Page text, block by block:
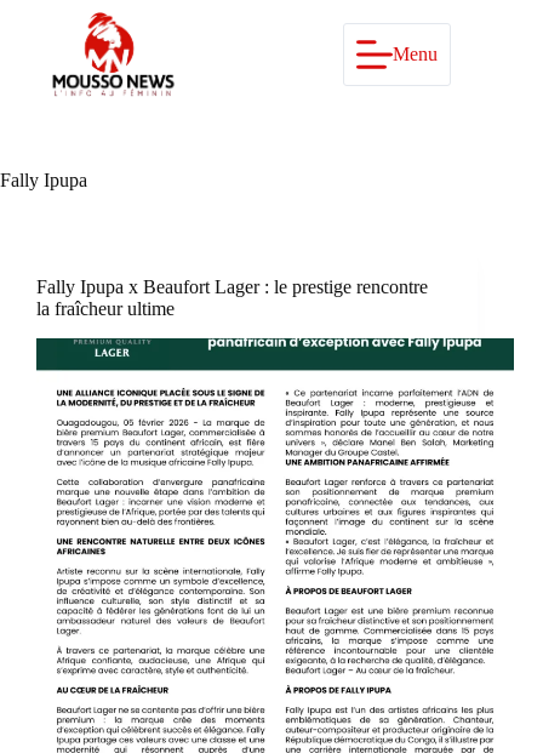
Menu
Fally Ipupa
Fally Ipupa x Beaufort Lager : le prestige rencontre
la fraîcheur ultime